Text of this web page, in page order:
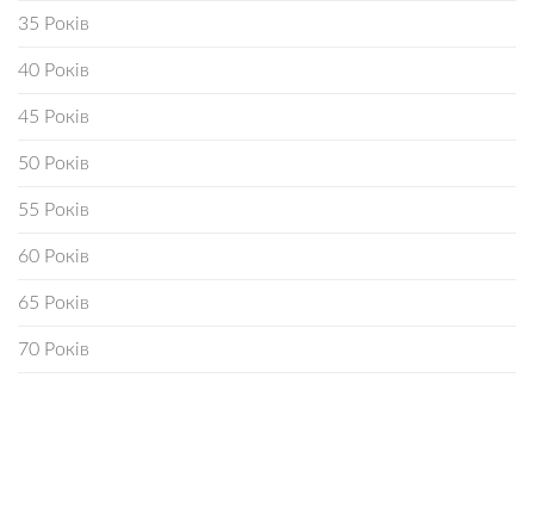
35 Років
40 Років
45 Років
50 Років
55 Років
60 Років
65 Років
70 Років